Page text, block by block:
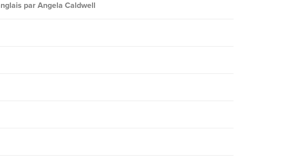
par Angela Caldwell